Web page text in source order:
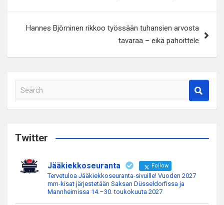
Hannes Björninen rikkoo työssään tuhansien arvosta
tavaraa – eikä pahoittele
a
c
Twitter
Jääkiekkoseuranta Follow
Tervetuloa Jääkiekkoseuranta-sivuille! Vuoden 2027
mm-kisat järjestetään Saksan Düsseldorfissa ja
Mannheimissa 14.–30. toukokuuta 2027